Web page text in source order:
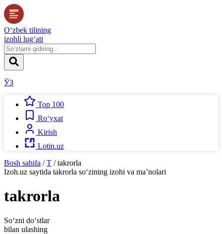
O‘zbek tilining
izohli lug‘ati
ЎЗ
Top 100
Ro‘yxat
Kirish
Lotin.uz
Bosh sahifa / T / takrorla
Izoh.uz saytida takrorla so‘zining izohi va ma’nolari
takrorla
So‘zni do‘stlar
bilan ulashing